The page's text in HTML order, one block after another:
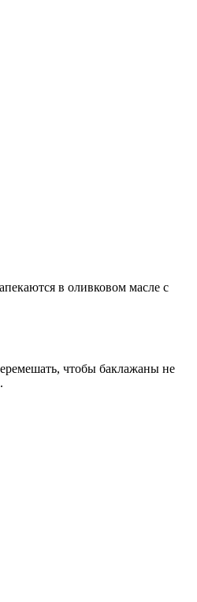
в оливковом масле с
чтобы баклажаны не